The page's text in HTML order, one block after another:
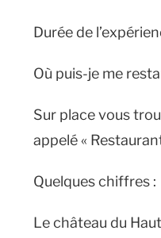
Durée de
Où puis-je me
Sur place vous
appelé «
Quelques chiffres :
Le château du